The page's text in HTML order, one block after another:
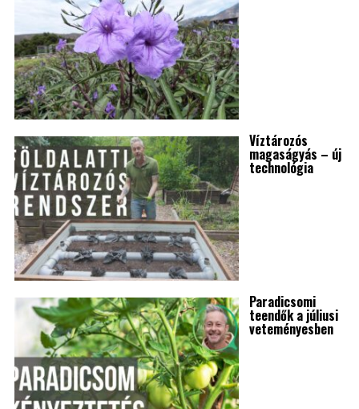
Víztározós
magaságyás – új
technológia
Paradicsomi
teendők a júliusi
veteményesben